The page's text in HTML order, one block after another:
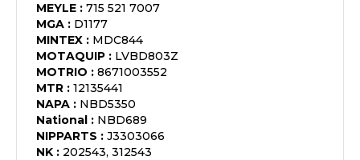
MEYLE : 715 521 7007
MGA : D1177
MINTEX : MDC844
MOTAQUIP : LVBD803Z
MOTRIO : 8671003552
MTR : 12135441
NAPA : NBD5350
National : NBD689
NIPPARTS : J3303066
NK : 202543, 312543